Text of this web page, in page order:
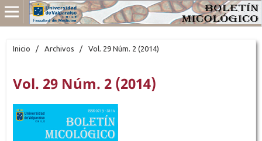
Inicio / Archivos / Vol. 29 Núm. 2 (2014)
Vol. 29 Núm. 2 (2014)